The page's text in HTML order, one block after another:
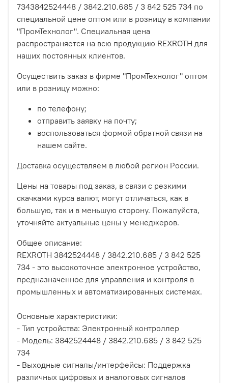
7343842524448 / 3842.210.685 / 3 842 525 734 по
специальной цене оптом или в розницу в компании
"ПромТехнолог". Специальная цена
распространяется на всю продукцию REXROTH для
наших постоянных клиентов.
Осуществить заказ в фирме "ПромТехнолог" оптом
или в розницу можно:
по телефону;
отправить заявку на почту;
воспользоваться формой обратной связи на
нашем сайте.
Доставка осуществляем в любой регион России.
Цены на товары под заказ, в связи с резкими
скачками курса валют, могут отличаться, как в
большую, так и в меньшую сторону. Пожалуйста,
уточняйте актуальные цены у менеджеров.
Общее описание:
REXROTH 3842524448 / 3842.210.685 / 3 842 525
734 - это высокоточное электронное устройство,
предназначенное для управления и контроля в
промышленных и автоматизированных системах.
Основные характеристики:
- Тип устройства: Электронный контроллер
- Модель: 3842524448 / 3842.210.685 / 3 842 525
734
- Выходные сигналы/интерфейсы: Поддержка
различных цифровых и аналоговых сигналов